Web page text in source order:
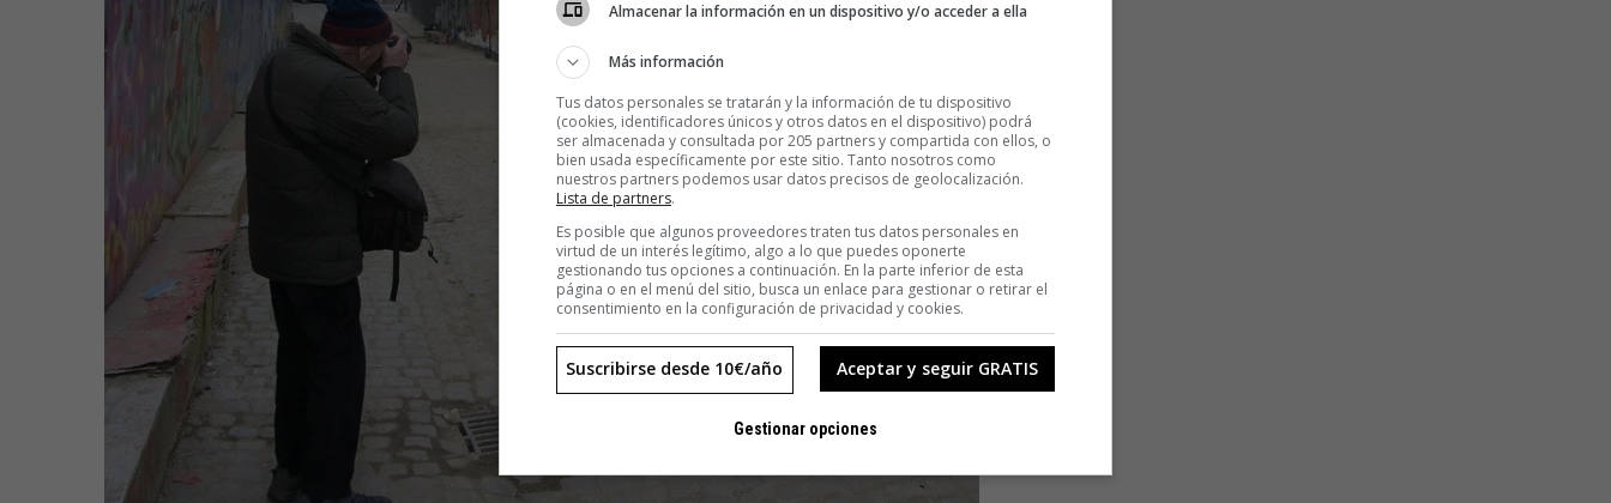
Almacenar la información en un dispositivo y/o acceder a ella
Más información
Tus datos personales se tratarán y la información de tu dispositivo
(cookies, identificadores únicos y otros datos en el dispositivo) podrá
ser almacenada y consultada por 205 partners y compartida con ellos, o
bien usada específicamente por este sitio. Tanto nosotros como
nuestros partners podemos usar datos precisos de geolocalización.
Lista de partners.
Es posible que algunos proveedores traten tus datos personales en
virtud de un interés legítimo, algo a lo que puedes oponerte
gestionando tus opciones a continuación. En la parte inferior de esta
página o en el menú del sitio, busca un enlace para gestionar o retirar el
consentimiento en la configuración de privacidad y cookies.
Aceptar y seguir GRATIS
Suscribirse desde 10€/año
Gestionar opciones